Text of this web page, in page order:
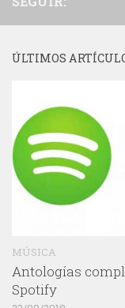
SEGUIR:
ÚLTIMOS
MÚSICA
Antologías
Spotify